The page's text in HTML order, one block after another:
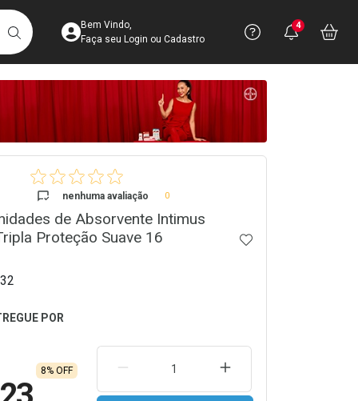
BUSCARAcesse sua Conta
Bem Vindo,
Faça seu Login ou Cadastro
Precisa
Ver Recursos
Você
4
nenhuma avaliação 0
de Absorvente Intimus
Proteção Suave 16
ADICIONAR AOS
8% OFF REMOVER UMA UNIDADEAUMENTAR UMA